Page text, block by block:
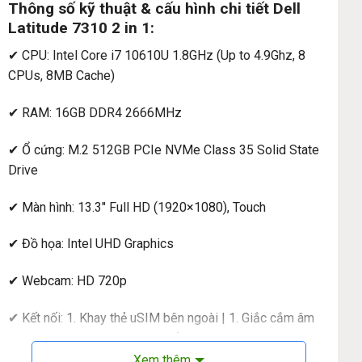
Thông số kỹ thuật & cấu hình chi tiết Dell
Latitude 7310 2 in 1:
✔ CPU: Intel Core i7 10610U 1.8GHz (Up to 4.9Ghz, 8
CPUs, 8MB Cache)
✔ RAM: 16GB DDR4 2666MHz
✔ Ổ cứng: M.2 512GB PCIe NVMe Class 35 Solid State
Drive
✔ Màn hình: 13.3″ Full HD (1920×1080), Touch
✔ Đồ họa: Intel UHD Graphics
✔ Webcam: HD 720p
✔ Kết nối: 1. Khay thẻ uSIM bên ngoài | 1. Giắc cắm âm
thanh đa năng | 1. USB 3.2 Thế hệ 1 với Powershare | 1.
Khe khóa hình nêm | 1. HDMI 2.0 | 1. Thunderbolt ™ 3 với